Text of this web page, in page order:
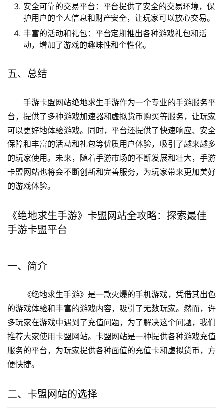
安全可靠的交易平台：平台提供了安全的交易环境，保
护用户的个人信息和财产安全，让玩家可以放心交易。
丰富的活动和礼包：平台定期推出各种游戏礼包和活
动，增加了游戏的趣味性和个性化。
五、总结
手游卡盟网站绝地求生手游作为一个专业的手游服务平
台，提供了多种游戏加速器和虚拟货币购买等服务，让玩家
可以更好地体验游戏。同时，平台还提供了快速响应、安全
保障和丰富的活动和礼包等优质用户体验，吸引了越来越多
的玩家使用。未来，随着手游市场的不断发展和壮大，手游
卡盟网站也将会不断创新和完善服务，为玩家带来更加美好
的游戏体验。
《绝地求生手游》卡盟网站全攻略：探索最佳
手游卡盟平台
一、简介
《绝地求生手游》是一款火爆的手机游戏，凭借其出色
的游戏体验和丰富的游戏内容，吸引了无数玩家。然而，许
多玩家在游戏中遇到了充值问题，为了解决这个问题，我们
推荐大家使用卡盟网站。卡盟网站是一种提供各种游戏充值
服务的平台，为玩家提供各种面值的充值卡和虚拟货币，方
便快捷。
二、卡盟网站的选择